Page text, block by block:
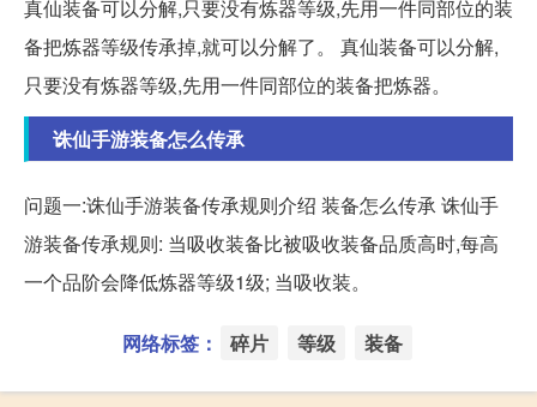
真仙装备可以分解,只要没有炼器等级,先用一件同部位的装
备把炼器等级传承掉,就可以分解了。 真仙装备可以分解,
只要没有炼器等级,先用一件同部位的装备把炼器。
诛仙手游装备怎么传承
问题一:诛仙手游装备传承规则介绍 装备怎么传承 诛仙手
游装备传承规则: 当吸收装备比被吸收装备品质高时,每高
一个品阶会降低炼器等级1级; 当吸收装。
网络标签： 碎片 等级 装备